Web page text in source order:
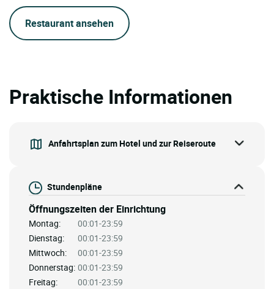
Restaurant ansehen
Praktische Informationen
Anfahrtsplan zum Hotel und zur Reiseroute
Stundenpläne
Öffnungszeiten der Einrichtung
Montag:
00:01-23:59
Dienstag:
00:01-23:59
Mittwoch:
00:01-23:59
Donnerstag: 00:01-23:59
Freitag:
00:01-23:59